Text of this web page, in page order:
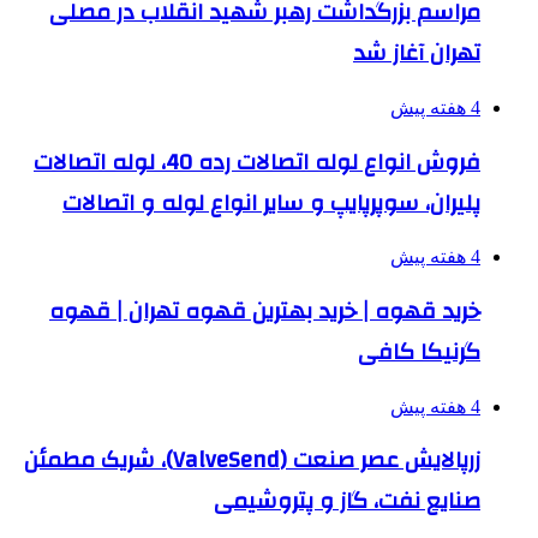
مراسم بزرگداشت رهبر شهید انقلاب در مصلی
تهران آغاز شد
4 هفته پیش
فروش انواع لوله اتصالات رده 40، لوله اتصالات
پلیران، سوپرپایپ و سایر انواع لوله و اتصالات
4 هفته پیش
خرید قهوه | خرید بهترین قهوه تهران | قهوه
گرنیکا کافی
4 هفته پیش
زرپالایش عصر صنعت (ValveSend)، شریک مطمئن
صنایع نفت، گاز و پتروشیمی